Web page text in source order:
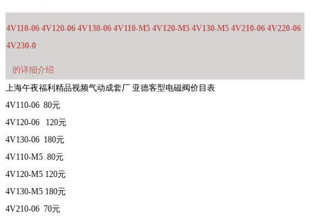
4V110-06 4V120-06 4V130-06 4V110-M5 4V120-M5 4V130-M5 4V210-06 4V220-06
4V230-0
的详细介绍
上海午夜福利精品视频气动成套厂 亚德客型电磁阀价目表
4V110-06 80元
4V120-06 120元
4V130-06 180元
4V110-M5 80元
4V120-M5 120元
4V130-M5 180元
4V210-06 70元